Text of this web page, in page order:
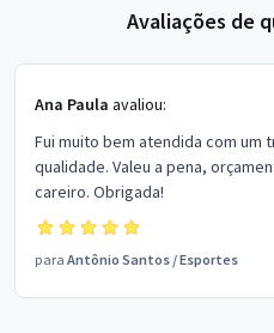
Avaliações de
Ana Paula avaliou:
Fui muito bem atendida com um
qualidade. Valeu a pena,
careiro. Obrigada!
para Antônio Santos /Esportes